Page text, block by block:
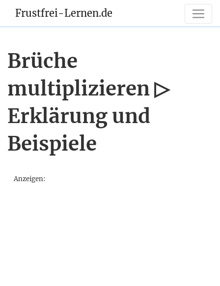
Frustfrei-Lernen.de
Brüche
multiplizieren ▷
Erklärung und
Beispiele
Anzeigen: